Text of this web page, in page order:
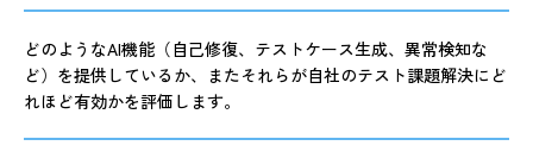
どのようなAI機能（自己修復、テストケース生成、異常検知な
ど）を提供しているか、またそれらが自社のテスト課題解決にど
れほど有効かを評価します。